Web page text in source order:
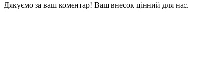
Дякуємо за ваш коментар! Ваш внесок цінний для нас.